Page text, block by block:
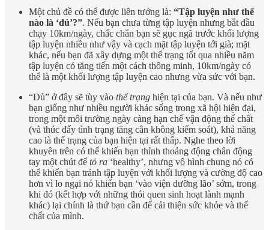
Một chủ đề có thể được liên tưởng là: “Tập luyện như thế
nào là ‘đủ’?”. Nếu bạn chưa từng tập luyện nhưng bắt đầu
chạy 10km/ngày, chắc chắn bạn sẽ gục ngã trước khối lượng
tập luyện nhiều như vậy và cạch mặt tập luyện tới già; mặt
khác, nếu bạn đã xây dựng một thể trạng tốt qua nhiều năm
tập luyện có tăng tiến một cách thông minh, 10km/ngày có
thể là một khối lượng tập luyện cao nhưng vừa sức với bạn.
“Đủ” ở đây sẽ tùy vào thể trạng hiện tại của bạn. Và nếu như
bạn giống như nhiều người khác sống trong xã hội hiện đại,
trong một môi trường ngày càng hạn chế vận động thể chất
(và thúc đẩy tình trạng tăng cân không kiểm soát), khả năng
cao là thể trạng của bạn hiện tại rất thấp. Nghe theo lời
khuyên trên có thể khiến bạn thỉnh thoảng động chân động
tay một chút để tỏ ra ‘healthy’, nhưng vô hình chung nó có
thể khiến bạn tránh tập luyện với khối lượng và cường độ cao
hơn vì lo ngại nó khiến bạn ‘vào viện dưỡng lão’ sớm, trong
khi đó (kết hợp với những thói quen sinh hoạt lành mạnh
khác) lại chính là thứ bạn cần để cải thiện sức khỏe và thể
chất của mình.